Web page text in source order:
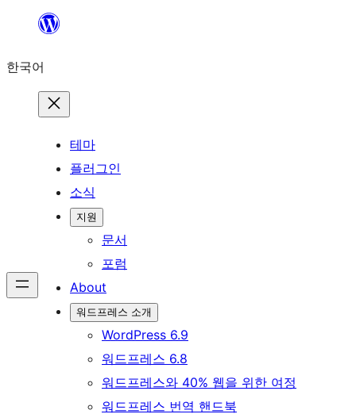
츠
한국어
테마
플러그인
소식
지원
문서
포럼
About
워드프레스 소개
WordPress 6.9
워드프레스 6.8
워드프레스와 40% 웹을 위한 여정
워드프레스 번역 핸드북